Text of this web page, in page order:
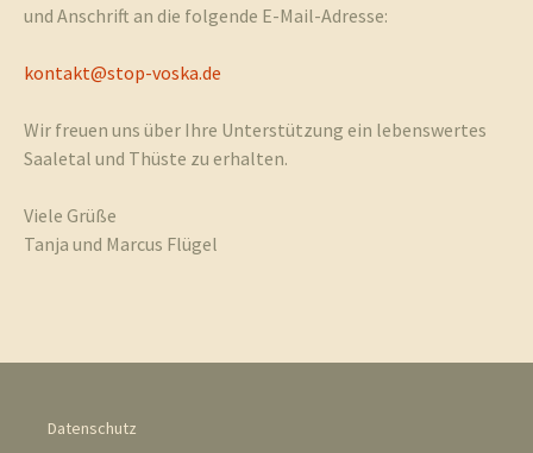
und Anschrift an die folgende E-Mail-Adresse:
kontakt@stop-voska.de
Wir freuen uns über Ihre Unterstützung ein lebenswertes
Saaletal und Thüste zu erhalten.
Viele Grüße
Tanja und Marcus Flügel
Datenschutz